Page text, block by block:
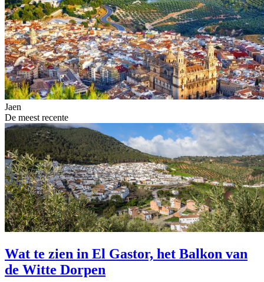
Jaen
De meest recente
Wat te zien in El Gastor, het Balkon van
de Witte Dorpen